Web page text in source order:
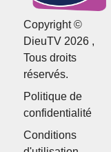
Copyright ©
DieuTV 2026 ,
Tous droits
réservés.
Politique de
confidentialité
Conditions